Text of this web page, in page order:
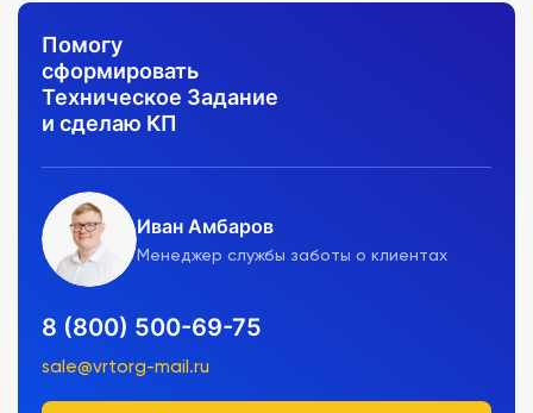
Помогу
сформировать
Техническое Задание
и сделаю КП
Иван Амбаров
Менеджер службы заботы о клиентах
8 (800) 500-69-75
sale@vrtorg-mail.ru